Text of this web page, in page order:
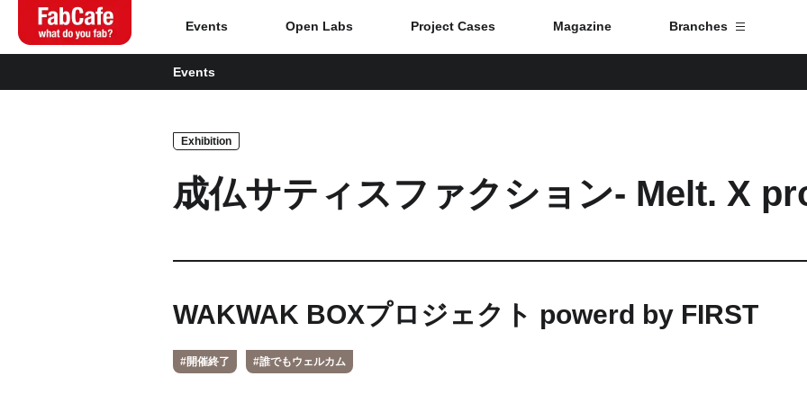
Global
Home
About
Magazine
Open Labs
Branch List
Fuji
Kyoto
Events Open Labs Project Cases Magazine Branches
Events
Exhibition
成仏サティスファクション- Melt. X
WAKWAK BOXプロジェクト powerd by FIRST
#開催終了 #誰でもウェルカム